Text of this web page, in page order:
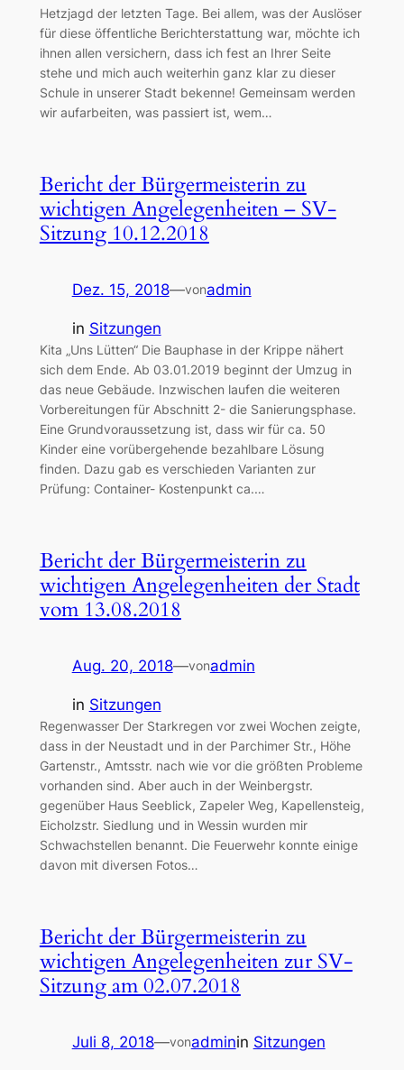
Hetzjagd der letzten Tage. Bei allem, was der Auslöser
für diese öffentliche Berichterstattung war, möchte ich
ihnen allen versichern, dass ich fest an Ihrer Seite
stehe und mich auch weiterhin ganz klar zu dieser
Schule in unserer Stadt bekenne! Gemeinsam werden
wir aufarbeiten, was passiert ist, wem…
Bericht der Bürgermeisterin zu
wichtigen Angelegenheiten – SV-
Sitzung 10.12.2018
Dez. 15, 2018—vonadmin
in Sitzungen
Kita „Uns Lütten“ Die Bauphase in der Krippe nähert
sich dem Ende. Ab 03.01.2019 beginnt der Umzug in
das neue Gebäude. Inzwischen laufen die weiteren
Vorbereitungen für Abschnitt 2- die Sanierungsphase.
Eine Grundvoraussetzung ist, dass wir für ca. 50
Kinder eine vorübergehende bezahlbare Lösung
finden. Dazu gab es verschieden Varianten zur
Prüfung: Container- Kostenpunkt ca.…
Bericht der Bürgermeisterin zu
wichtigen Angelegenheiten der Stadt
vom 13.08.2018
Aug. 20, 2018—vonadmin
in Sitzungen
Regenwasser Der Starkregen vor zwei Wochen zeigte,
dass in der Neustadt und in der Parchimer Str., Höhe
Gartenstr., Amtsstr. nach wie vor die größten Probleme
vorhanden sind. Aber auch in der Weinbergstr.
gegenüber Haus Seeblick, Zapeler Weg, Kapellensteig,
Eicholzstr. Siedlung und in Wessin wurden mir
Schwachstellen benannt. Die Feuerwehr konnte einige
davon mit diversen Fotos…
Bericht der Bürgermeisterin zu
wichtigen Angelegenheiten zur SV-
Sitzung am 02.07.2018
Juli 8, 2018—vonadminin Sitzungen